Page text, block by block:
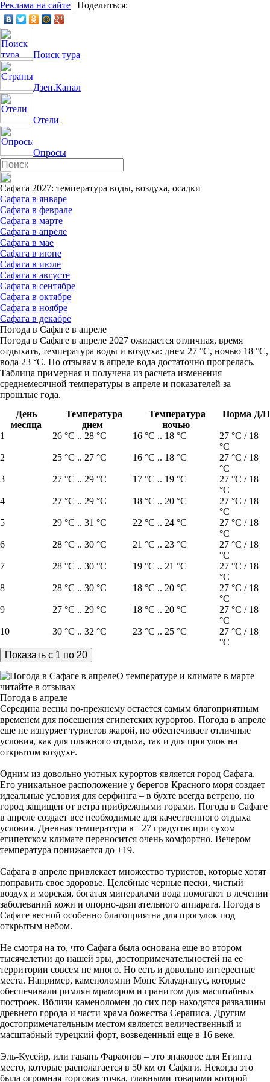
Реклама на сайте | Поделиться:
Поиск тура
Дзен.Канал
Отели
Опросы
Сафага 2027: температура воды, воздуха, осадки
Сафага в январе
Сафага в феврале
Сафага в марте
Сафага в апреле
Сафага в мае
Сафага в июне
Сафага в июле
Сафага в августе
Сафага в сентябре
Сафага в октябре
Сафага в ноябре
Сафага в декабре
Погода в Сафаге в апреле
Погода в Сафаге в апреле 2027 ожидается отличная, время
отдыхать, температура воды и воздуха: днем 27 °C, ночью 18 °C,
вода 23 °C. По отзывам в апреле вода достаточно прогрелась.
Таблица примерная и получена из расчета изменения
среднемесячной температуры в апреле и показателей за
прошлые года.
День
месяца
Температура
днем
Температура
ночью
Норма Д/Н
1 26 °C .. 28 °C 16 °C .. 18 °C
27 °C / 18
°C
2
25 °C .. 27 °C 16 °C .. 18 °C
27 °C / 18
°C
3
27 °C .. 29 °C 17 °C .. 19 °C
27 °C / 18
°C
4
27 °C .. 29 °C 18 °C .. 20 °C
27 °C / 18
°C
5
29 °C .. 31 °C 22 °C .. 24 °C
27 °C / 18
°C
6
28 °C .. 30 °C 21 °C .. 23 °C
27 °C / 18
°C
7
28 °C .. 30 °C 19 °C .. 21 °C
27 °C / 18
°C
8
28 °C .. 30 °C 18 °C .. 20 °C
27 °C / 18
°C
9
27 °C .. 29 °C 18 °C .. 20 °C
27 °C / 18
°C
10
30 °C .. 32 °C 23 °C .. 25 °C
27 °C / 18
°C
О температуре и климате в марте
читайте в отзывах
Погода в апреле
Середина весны по-прежнему остается самым благоприятным
временем для посещения египетских курортов. Погода в апреле
еще не изнуряет туристов жарой, но обеспечивает отличные
условия, как для пляжного отдыха, так и для прогулок на
открытом воздухе.
Одним из довольно уютных курортов является город Сафага.
Его уникальное расположение у берегов Красного моря создает
идеальные условия для серфинга – в бухте всегда ветрено, но
город защищен от ветра прибрежными горами. Погода в Сафаге
в апреле создает все необходимые для качественного отдыха
условия. Дневная температура в +27 градусов при сухом
египетском климате переносится очень комфортно. Вечером
температура понижается до +19.
Сафага в апреле привлекает множество туристов, которые хотят
поправить свое здоровье. Целебные черные пески, чистый
воздух и морская, богатая минералами вода помогают в лечении
заболеваний кожи и опорно-двигательного аппарата. Погода в
Сафаге весной особенно благоприятна для прогулок под
открытым небом.
Не смотря на то, что Сафага была основана еще во втором
тысячелетии до нашей эры, достопримечательностей на ее
территории совсем не много. Но есть и довольно интересные
места. Например, каменоломни Монс Клаудианус, которые
обеспечивали римлян мрамором и гранитом для масштабных
построек. Вблизи каменоломен до сих пор находятся развалины
древнего города и части храма божества Сераписа. Другим
достопримечательным местом является величественный и
масштабный турецкий форт, возведенный еще в 16 веке.
Эль-Кусейр, или гавань Фараонов – это знаковое для Египта
место, которые располагается в 50 км от Сафаги. Некогда это
была огромная торговая точка, главными товарами которой